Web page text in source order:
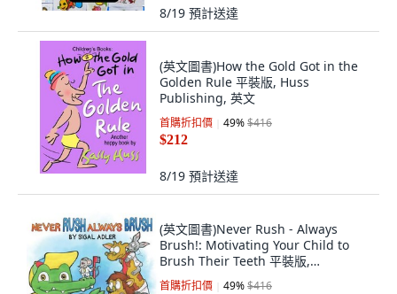
8/19 預計送達
(英文圖書)How the Gold Got in the
Golden Rule 平裝版, Huss
Publishing, 英文
首購折扣價 49%$416
$212
8/19 預計送達
(英文圖書)Never Rush - Always
Brush!: Motivating Your Child to
Brush Their Teeth 平裝版,
Independently Published, 英文
首購折扣價 49%$416